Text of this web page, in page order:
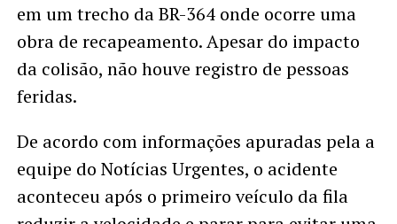
em um trecho da BR-364 onde ocorre uma
obra de recapeamento. Apesar do impacto
da colisão, não houve registro de pessoas
feridas.
De acordo com informações apuradas pela a
equipe do Notícias Urgentes, o acidente
aconteceu após o primeiro veículo da fila